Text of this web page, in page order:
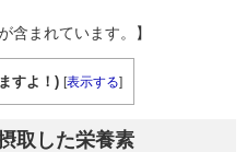
含まれています。】
すよ！) [表示する]
取した栄養素